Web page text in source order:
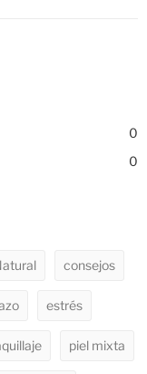
0
0
consejos
estrés
piel mixta